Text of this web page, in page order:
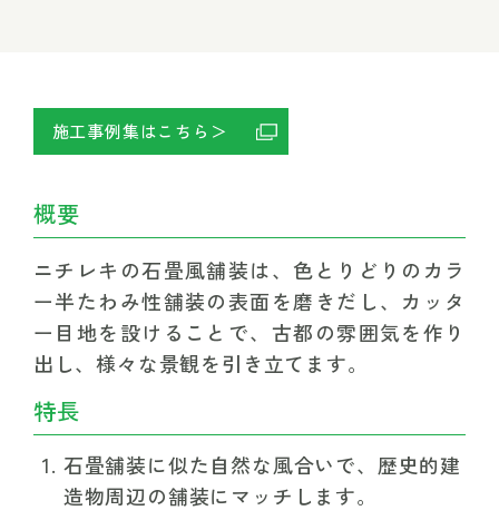
施工事例集はこちら＞
概要
ニチレキの石畳風舗装は、色とりどりのカラ
ー半たわみ性舗装の表面を磨きだし、カッタ
ー目地を設けることで、古都の雰囲気を作り
出し、様々な景観を引き立てます。
特長
石畳舗装に似た自然な風合いで、歴史的建
造物周辺の舗装にマッチします。